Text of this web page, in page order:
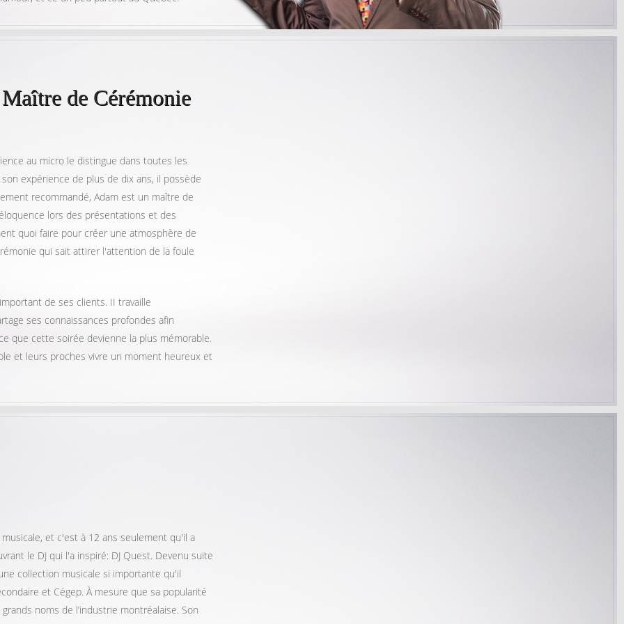
de Cérémonie
au micro le distingue dans toutes les
expérience de plus de dix ans, il possède
recommandé, Adam est un maître de
lors des présentations et des
quoi faire pour créer une atmosphère de
qui sait attirer l'attention de la foule
de ses clients. II travaille
ses connaissances profondes afin
que cette soirée devienne la plus mémorable.
et leurs proches vivre un moment heureux et
et c'est à 12 ans seulement qu'il a
le DJ qui l'a inspiré: DJ Quest. Devenu suite
collection musicale si importante qu'il
et Cégep. À mesure que sa popularité
noms de l’industrie montréalaise. Son